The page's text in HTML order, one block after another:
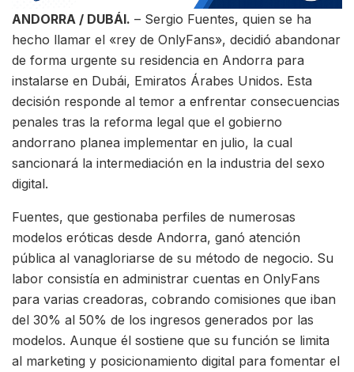
ANDORRA / DUBÁI. – Sergio Fuentes, quien se ha
hecho llamar el «rey de OnlyFans», decidió abandonar
de forma urgente su residencia en Andorra para
instalarse en Dubái, Emiratos Árabes Unidos. Esta
decisión responde al temor a enfrentar consecuencias
penales tras la reforma legal que el gobierno
andorrano planea implementar en julio, la cual
sancionará la intermediación en la industria del sexo
digital.
Fuentes, que gestionaba perfiles de numerosas
modelos eróticas desde Andorra, ganó atención
pública al vanagloriarse de su método de negocio. Su
labor consistía en administrar cuentas en OnlyFans
para varias creadoras, cobrando comisiones que iban
del 30% al 50% de los ingresos generados por las
modelos. Aunque él sostiene que su función se limita
al marketing y posicionamiento digital para fomentar el